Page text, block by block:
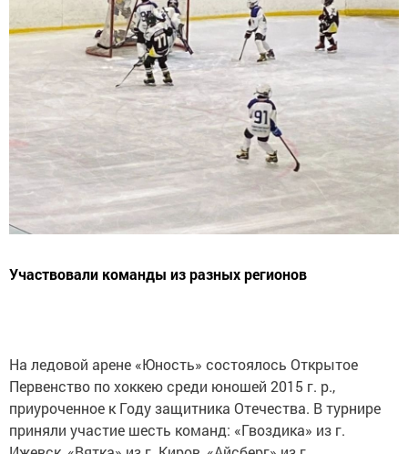
Участвовали команды из разных регионов
На ледовой арене «Юность» состоялось Открытое
Первенство по хоккею среди юношей 2015 г. р.,
приуроченное к Году защитника Отечества. В турнире
приняли участие шесть команд: «Гвоздика» из г.